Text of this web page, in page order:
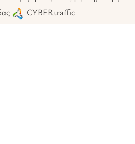
CYBERtraffic